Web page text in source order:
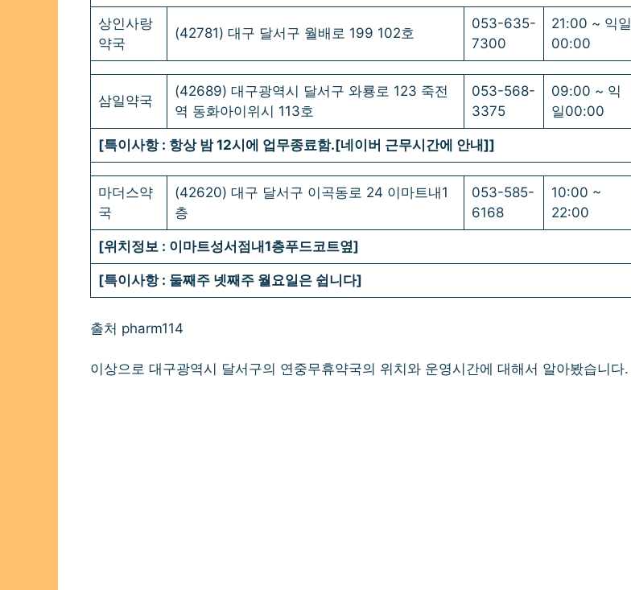
상인사랑
약국
(42781) 대구 달서구 월배로 199 102호
053-635-
7300
21:00 ~ 익일
00:00
삼일약국
(42689) 대구광역시 달서구 와룡로 123 죽전
역 동화아이위시 113호
053-568-
3375
09:00 ~ 익
일00:00
[특이사항 : 항상 밤 12시에 업무종료함.[네이버 근무시간에 안내]]
마더스약
국
(42620) 대구 달서구 이곡동로 24 이마트내1
층
053-585-
6168
10:00 ~
22:00
[위치정보 : 이마트성서점내1층푸드코트옆]
[특이사항 : 둘째주 넷째주 월요일은 쉽니다]
출처 pharm114
이상으로 대구광역시 달서구의 연중무휴약국의 위치와 운영시간에 대해서 알아봤습니다.